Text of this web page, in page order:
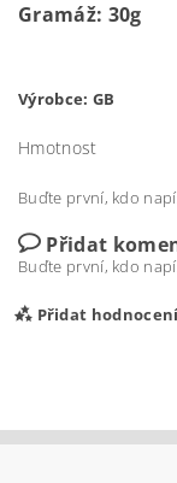
Gramáž: 30g
Výrobce: GB
Hmotnost
Buďte první, kdo
Přidat
Buďte první, kdo
Přidat